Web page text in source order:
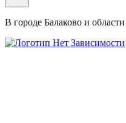
В городе Балаково и